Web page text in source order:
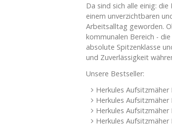
Da sind sich alle einig:
einem unverzichtbaren
Arbeitsalltag geworden.
kommunalen Bereich -
absolute Spitzenklasse
und Zuverlässigkeit
Unsere Bestseller:
Herkules Aufsitzmäher
Herkules Aufsitzmäher
Herkules Aufsitzmäher
Herkules Aufsitzmäher